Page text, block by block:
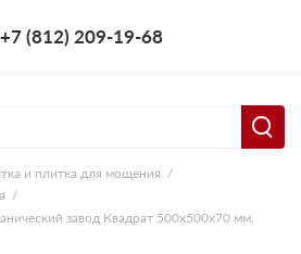
+7 (812) 209-19-68
и плитка для мощения
завод Квадрат 500х500х70 мм,